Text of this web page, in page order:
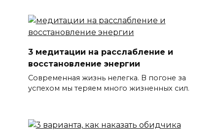
3 медитации на расслабление и
восстановление энергии
Современная жизнь нелегка. В погоне за
успехом мы теряем много жизненных сил.